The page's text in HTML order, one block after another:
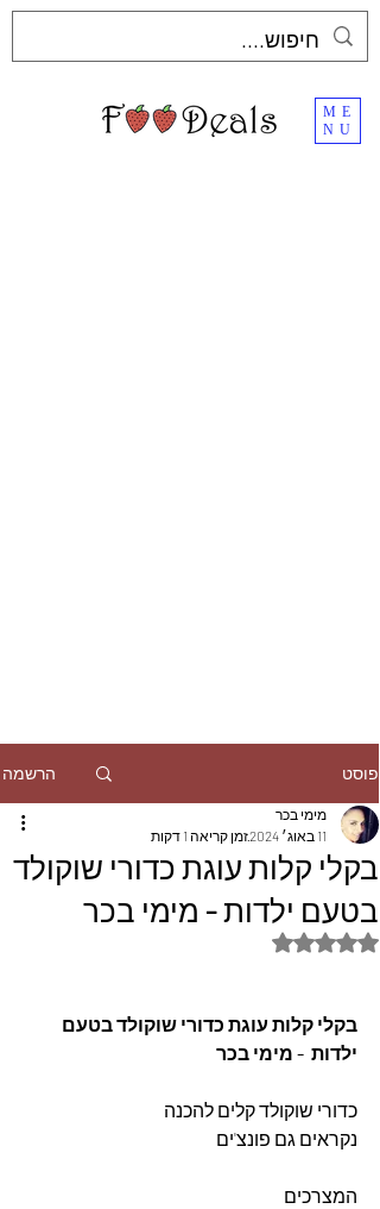
ME
NU
פוסט הרשמה
בקלי קלות עוגת כדורי שוקולד
בטעם ילדות - מימי בכר
מימי בכר
11 באוג׳ 2024
זמן קריאה 1 דקות
דירוג של NaN מתוך 5 כוכבים
בקלי קלות עוגת כדורי שוקולד בטעם
ילדות  - מימי בכר
כדורי שוקולד קלים להכנה
נקראים גם פונצ'ים
המצרכים